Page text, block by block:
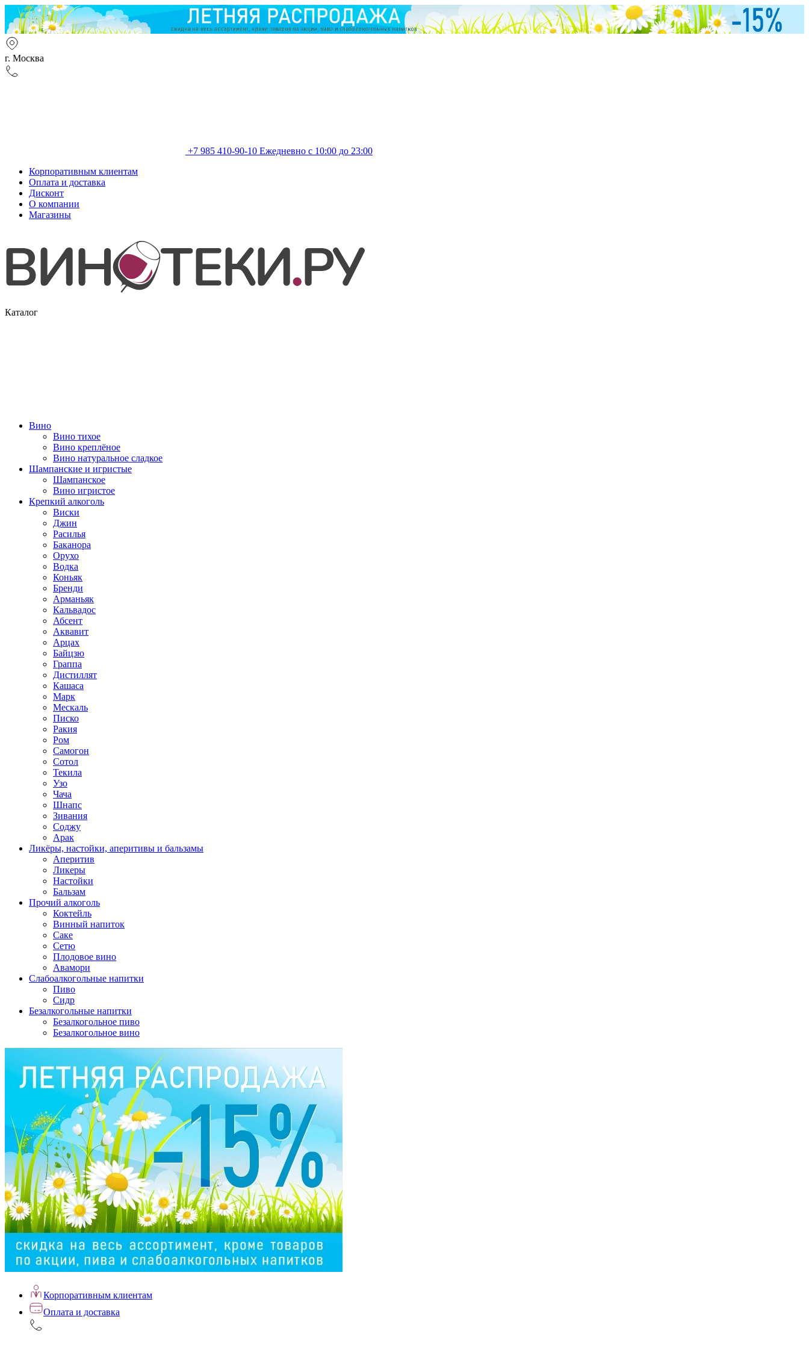
г. Москва
+7 985 410-90-10 Ежедневно с 10:00 до 23:00
Корпоративным клиентам
Оплата и доставка
Дисконт
О компании
Магазины
Каталог
Вино
Вино тихое
Вино креплёное
Вино натуральное сладкое
Шампанские и игристые
Шампанское
Вино игристое
Крепкий алкоголь
Виски
Джин
Расилья
Баканора
Орухо
Водка
Коньяк
Бренди
Арманьяк
Кальвадос
Абсент
Аквавит
Арцах
Байцзю
Граппа
Дистиллят
Кашаса
Марк
Мескаль
Писко
Ракия
Ром
Самогон
Сотол
Текила
Узо
Чача
Шнапс
Зивания
Соджу
Арак
Ликёры, настойки, аперитивы и бальзамы
Аперитив
Ликеры
Настойки
Бальзам
Прочий алкоголь
Коктейль
Винный напиток
Саке
Сетю
Плодовое вино
Авамори
Слабоалкогольные напитки
Пиво
Сидр
Безалкогольные напитки
Безалкогольное пиво
Безалкогольное вино
Корпоративным клиентам
Оплата и доставка